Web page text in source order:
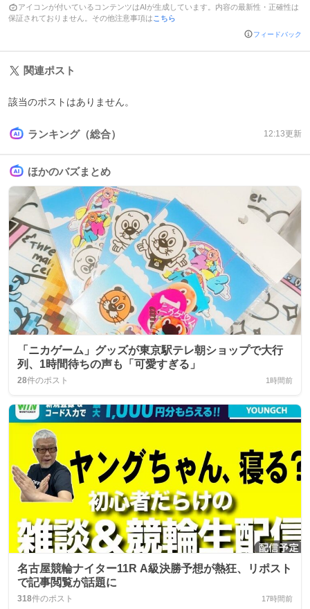
アイコンが付いているコンテンツはAIが生成しています。内容の最新性・正確性は
保証されておりません。その他注意事項は こちら
フィードバック
関連ポスト
該当のポストはありません。
ランキング（総合） 12:13更新
ほかのバズまとめ
「ニカゲーム」グッズが東京駅テレ朝ショップで大行
列、1時間待ちの声も「可愛すぎる」
28件のポスト 1時間前
名古屋競輪ナイター11R A級決勝予想が熱狂、リポスト
で記事閲覧が話題に
318件のポスト 17時間前